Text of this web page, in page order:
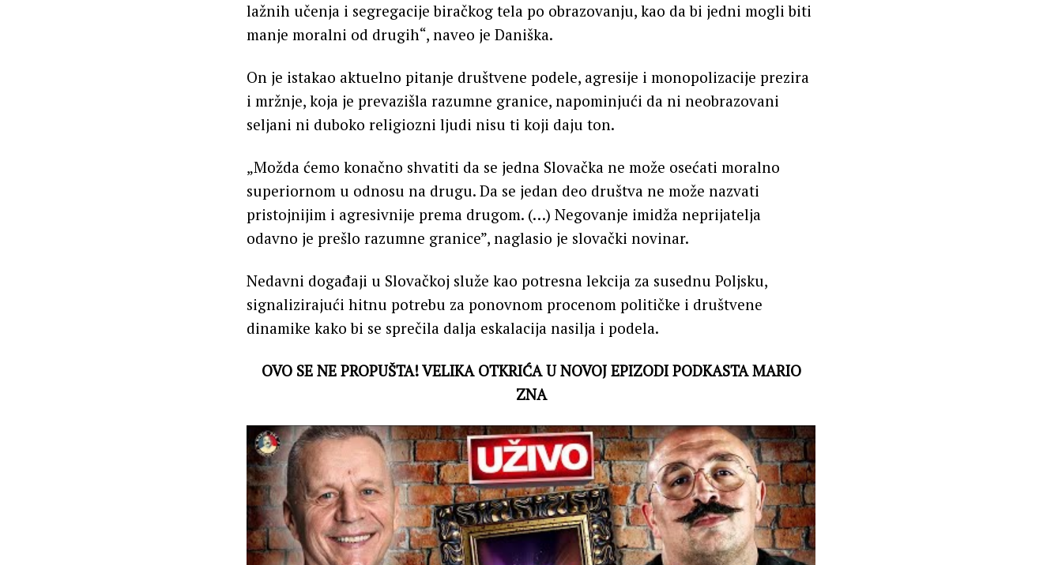
lažnih učenja i segregacije biračkog tela po obrazovanju, kao da bi jedni mogli biti
manje moralni od drugih“, naveo je Daniška.
On je istakao aktuelno pitanje društvene podele, agresije i monopolizacije prezira
i mržnje, koja je prevazišla razumne granice, napominjući da ni neobrazovani
seljani ni duboko religiozni ljudi nisu ti koji daju ton.
„Možda ćemo konačno shvatiti da se jedna Slovačka ne može osećati moralno
superiornom u odnosu na drugu. Da se ​​jedan deo društva ne može nazvati
pristojnijim i agresivnije prema drugom. (…) Negovanje imidža neprijatelja
odavno je prešlo razumne granice”, naglasio je slovački novinar.
Nedavni događaji u Slovačkoj služe kao potresna lekcija za susednu Poljsku,
signalizirajući hitnu potrebu za ponovnom procenom političke i društvene
dinamike kako bi se sprečila dalja eskalacija nasilja i podela.
OVO SE NE PROPUŠTA! VELIKA OTKRIĆA U NOVOJ EPIZODI PODKASTA MARIO
ZNA